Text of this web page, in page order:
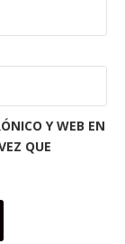
Y WEB EN
QUE